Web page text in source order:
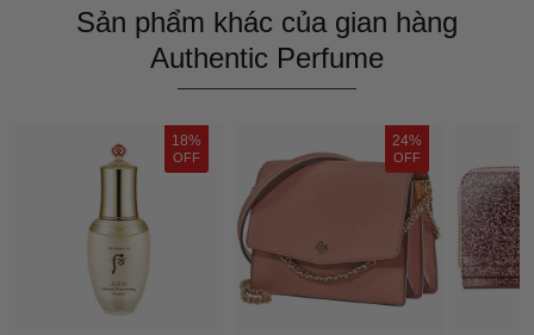
Sản phẩm khác của gian hàng
Authentic Perfume
18%
OFF
24%
OFF